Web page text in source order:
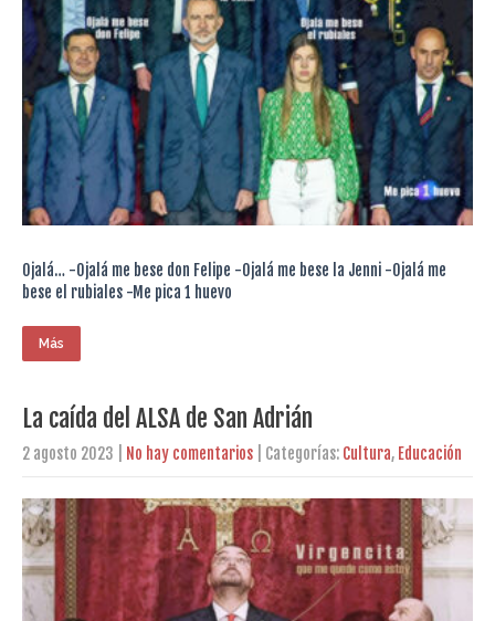
Ojalá… -Ojalá me bese don Felipe -Ojalá me bese la Jenni -Ojalá me
bese el rubiales -Me pica 1 huevo
Más
La caída del ALSA de San Adrián
2 agosto 2023 No hay comentarios | Categorías: Cultura, Educación